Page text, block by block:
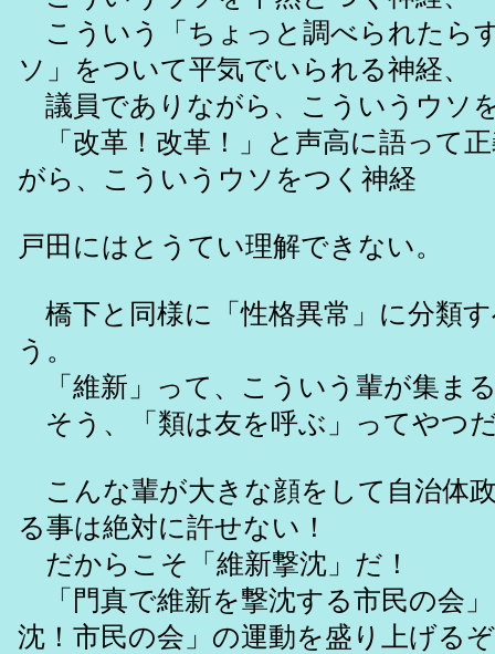
こういう「ちょっと調べられたら
ソ」をついて平気でいられる神経、
議員でありながら、こういうウソ
「改革！改革！」と声高に語って
がら、こういうウソをつく神経
戸田にはとうてい理解できない。
橋下と同様に「性格異常」に分類
う。
「維新」って、こういう輩が集ま
そう、「類は友を呼ぶ」ってやつ
こんな輩が大きな顔をして自治体
る事は絶対に許せない！
だからこそ「維新撃沈」だ！
「門真で維新を撃沈する市民の会
沈！市民の会」の運動を盛り上げる